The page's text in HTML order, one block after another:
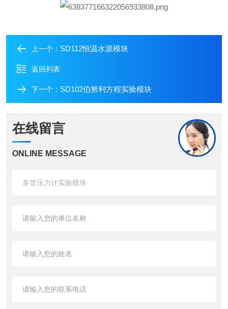
上一个： SD112恒温水源模块
返回列表
下一个： SD102伯努利方程实验模块
在线留言
ONLINE MESSAGE